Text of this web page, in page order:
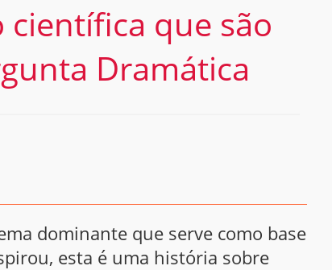
científica que são
Dramática
dominante que serve como base
esta é uma história sobre